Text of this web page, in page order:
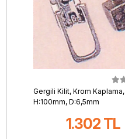
Gergili Kilit, Krom Kaplama,
H:100mm, D:6,5mm
1.302 TL